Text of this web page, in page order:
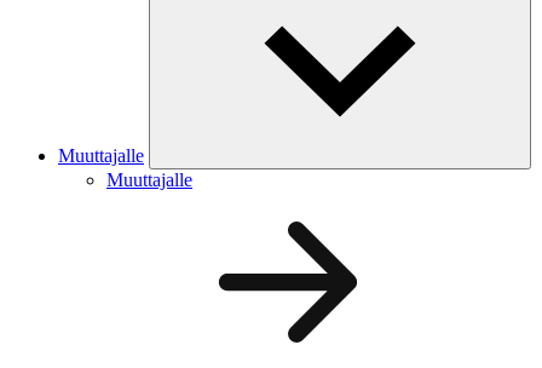
Muuttajalle
Muuttajalle